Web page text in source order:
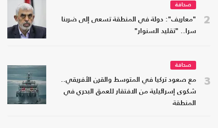
2
صحافة
"معاريف": دولة في المنطقة تسعى إلى ضربنا
سرا.. "تقليد السنوار"
3
صحافة
مع صعود تركيا في المتوسط والقرن الأفريقي..
شكوى إسرائيلية من الافتقار للعمق البحري في
المنطقة